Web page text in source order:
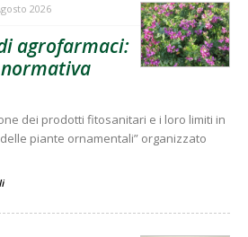
2026
agrofarmaci:
dei prodotti fitosanitari e i loro limiti in
piante ornamentali” organizzato